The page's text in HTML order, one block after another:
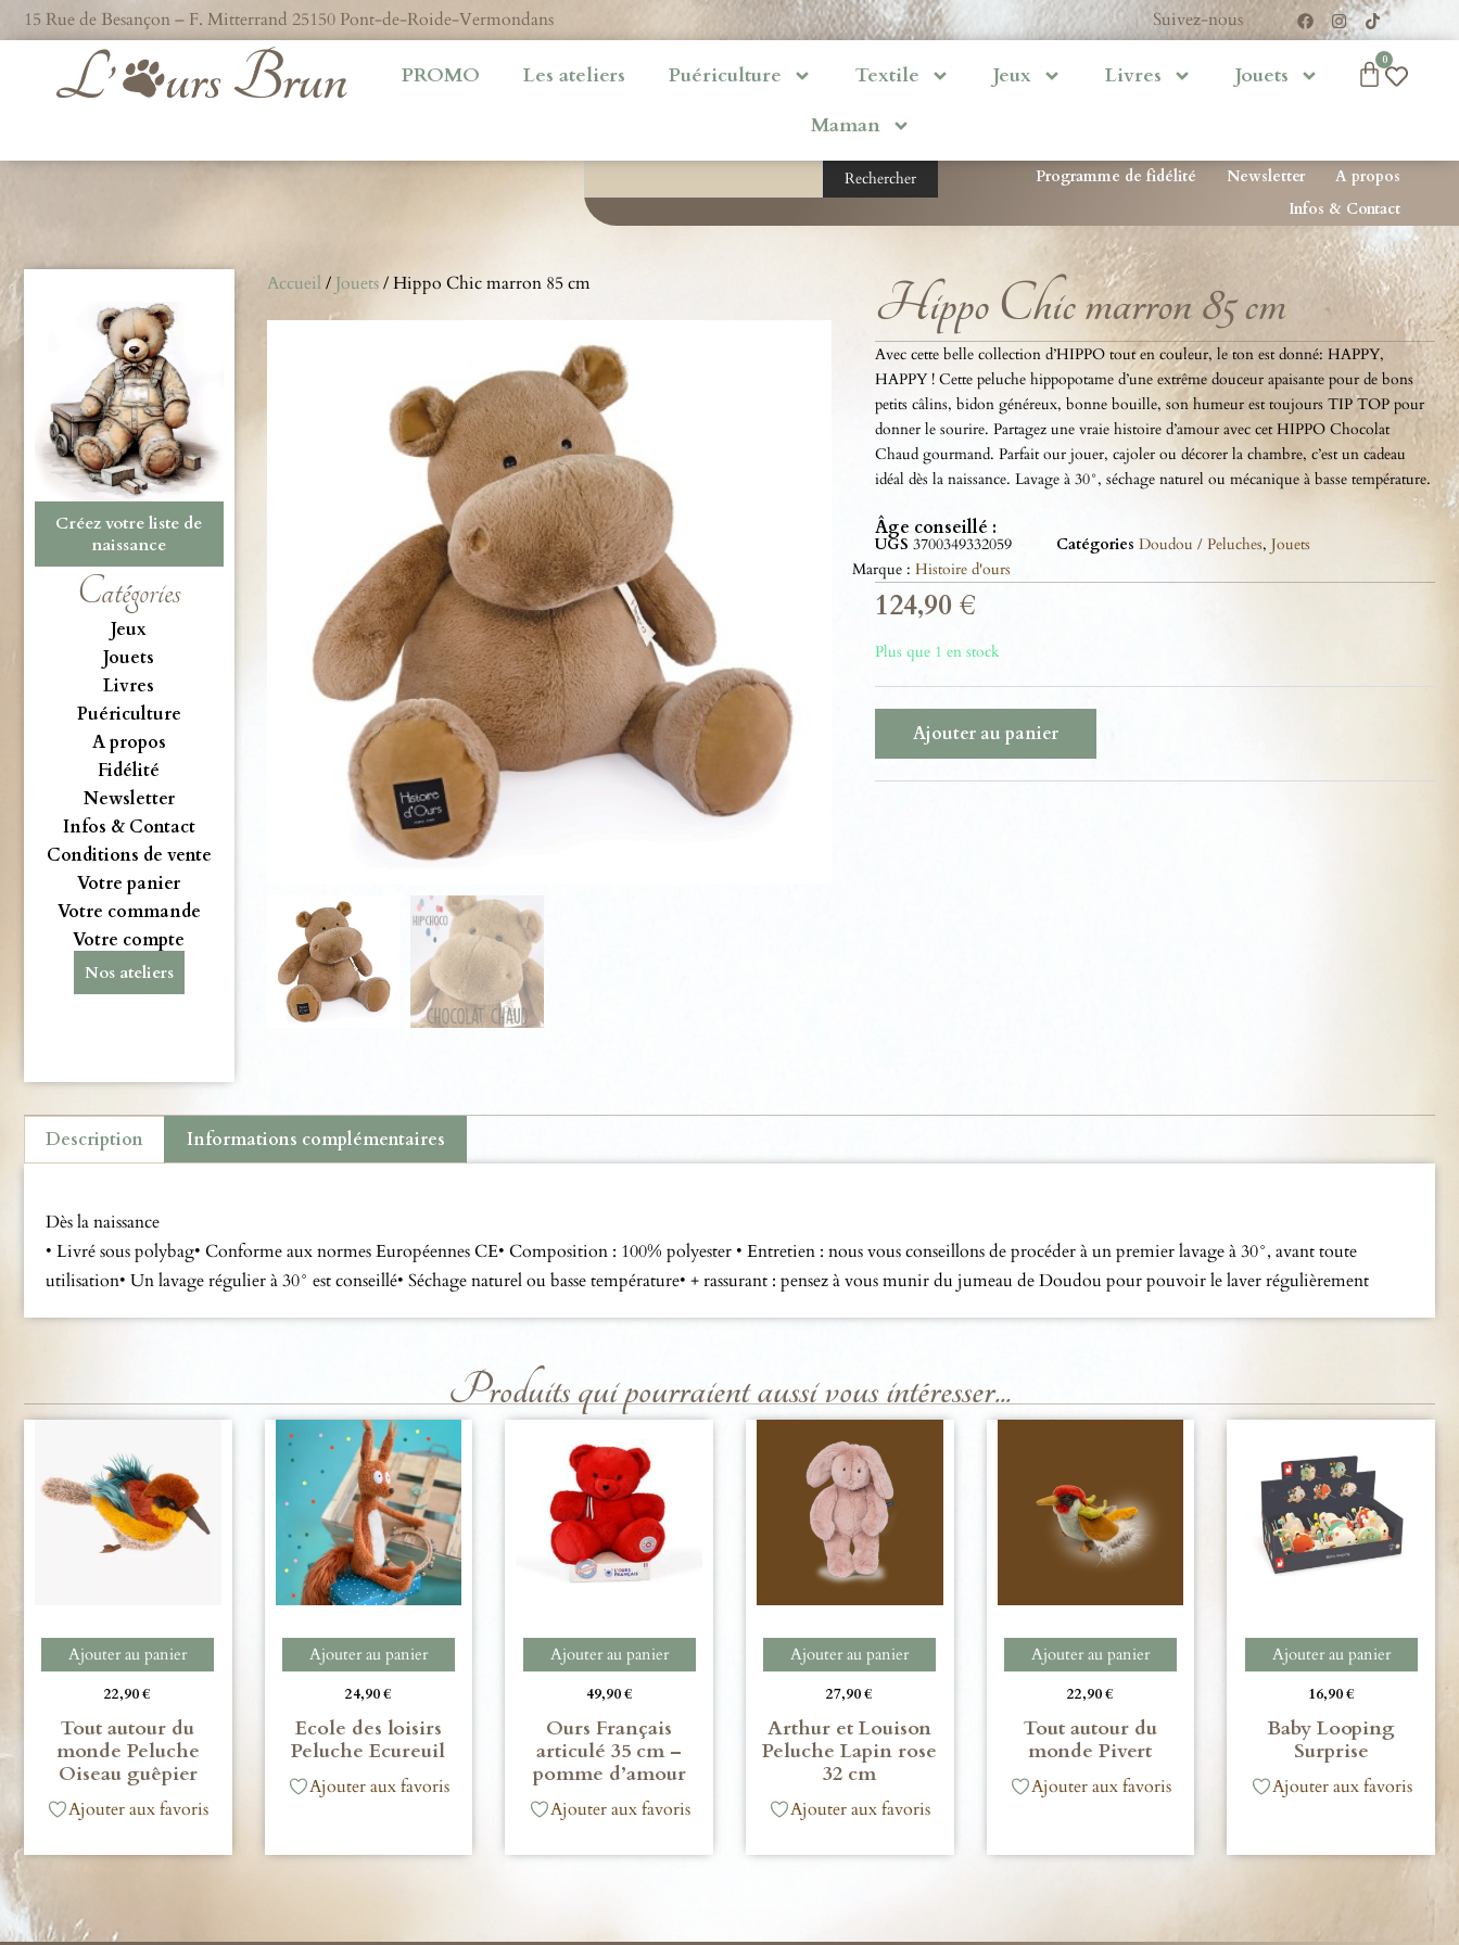
15 Rue de Besançon – F. Mitterrand 25150 Pont-de-Roide-Vermondans Suivez-nous
PROMO Les ateliers Puériculture Textile Jeux Livres
Jouets
Maman
0
Rechercher Programme de fidélité Newsletter
A propos
Infos & Contact
Créez votre liste de
naissance
Catégories
Jeux
Jouets
Livres
Puériculture
A propos
Fidélité
Newsletter
Infos & Contact
Conditions de vente
Votre panier
Votre commande
Votre compte
Nos ateliers
Accueil / Jouets/ Hippo Chic marron 85 cm Hippo Chic marron 85 cm
Avec cette belle collection d’HIPPO tout en couleur, le ton est donné: HAPPY,
HAPPY ! Cette peluche hippopotame d’une extrême douceur apaisante pour de bons
petits câlins, bidon généreux, bonne bouille, son humeur est toujours TIP TOP pour
donner le sourire. Partagez une vraie histoire d’amour avec cet HIPPO Chocolat
Chaud gourmand. Parfait our jouer, cajoler ou décorer la chambre, c’est un cadeau
idéal dès la naissance. Lavage à 30°, séchage naturel ou mécanique à basse température.
Âge conseillé :
UGS 3700349332059 Catégories Doudou / Peluches, Jouets
Marque :Histoire d'ours
124,90 €
Plus que 1 en stock
Ajouter au panier
Description Informations complémentaires
Dès la naissance
• Livré sous polybag• Conforme aux normes Européennes CE• Composition : 100% polyester • Entretien : nous vous conseillons de procéder à un premier lavage à 30°, avant toute
utilisation• Un lavage régulier à 30° est conseillé• Séchage naturel ou basse température• + rassurant : pensez à vous munir du jumeau de Doudou pour pouvoir le laver régulièrement
Produits qui pourraient aussi vous intéresser...
Ajouter au panier
22,90€
Tout autour du
monde Peluche
Oiseau guêpier
Ajouter aux favoris
Ajouter au panier
24,90€
Ecole des loisirs
Peluche Ecureuil
Ajouter aux favoris
Ajouter au panier
49,90€
Ours Français
articulé 35 cm –
pomme d’amour
Ajouter aux favoris
Ajouter au panier
27,90€
Arthur et Louison
Peluche Lapin rose
32 cm
Ajouter aux favoris
Ajouter au panier
22,90€
Tout autour du
monde Pivert
Ajouter aux favoris
Ajouter au panier
16,90€
Baby Looping
Surprise
Ajouter aux favoris